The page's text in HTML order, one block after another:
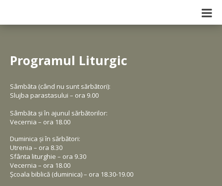
Programul Liturgic
Sâmbăta (când nu sunt sărbători):
Slujba parastasului – ora 9.00
Sâmbăta și în ajunul sărbătorilor:
Vecernia – ora 18.00
Duminica și în sărbători:
Utrenia – ora 8.30
Sfânta liturghie – ora 9.30
Vecernia – ora 18.00
Școala biblică (duminica) – ora 18.30-19.00